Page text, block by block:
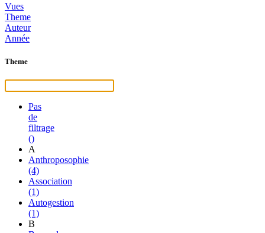
Vues
Theme
Auteur
Année
Theme
Pas
de
filtrage
()
A
Anthroposophie
(4)
Association
(1)
Autogestion
(1)
B